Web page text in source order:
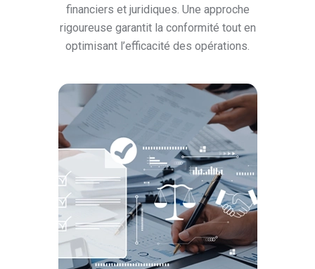
financiers et juridiques. Une approche
rigoureuse garantit la conformité tout en
optimisant l’efficacité des opérations.